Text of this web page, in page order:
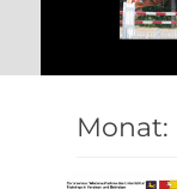
Monat: